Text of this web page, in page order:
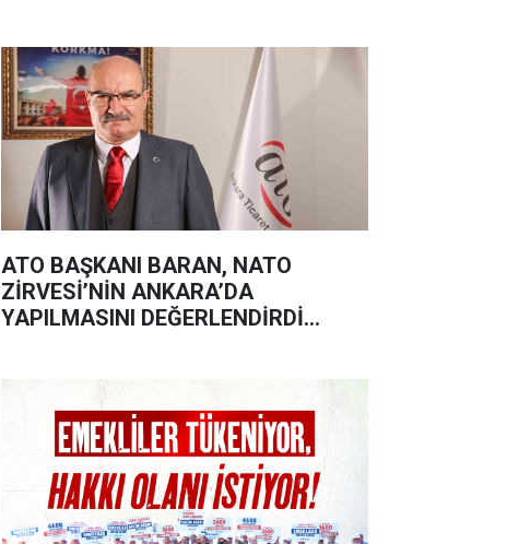
ATO BAŞKANI BARAN, NATO
ZİRVESİ’NİN ANKARA’DA
YAPILMASINI DEĞERLENDİRDİ…